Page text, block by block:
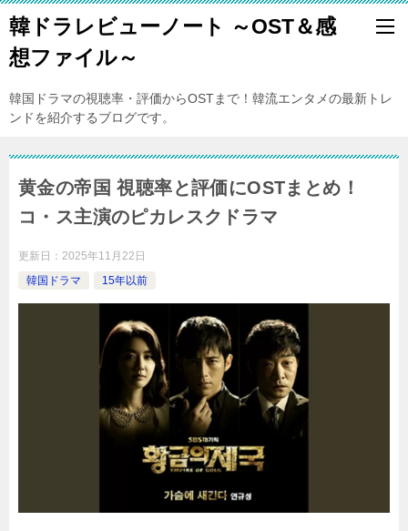
韓ドラレビューノート ～OST＆感
想ファイル～
韓国ドラマの視聴率・評価からOSTまで！韓流エンタメの最新トレ
ンドを紹介するブログです。
黄金の帝国 視聴率と評価にOSTまとめ！
コ・ス主演のピカレスクドラマ
更新日： 2025年11月22日
韓国ドラマ
15年以前